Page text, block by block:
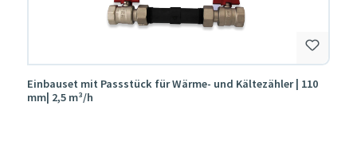
Einbauset mit Passstück für Wärme- und Kältezähler | 110
mm| 2,5 m³/h